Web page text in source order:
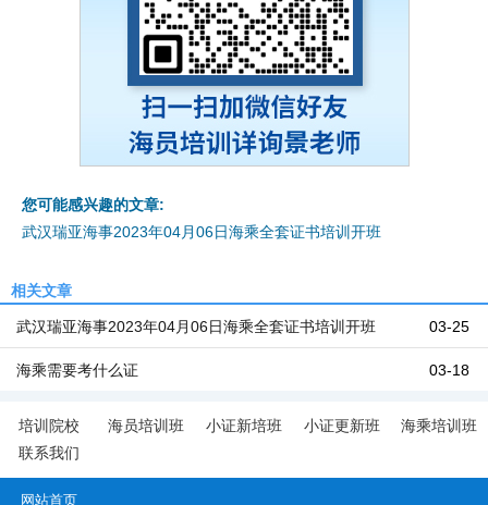
您可能感兴趣的文章:
武汉瑞亚海事2023年04月06日海乘全套证书培训开班
相关文章
03-25
武汉瑞亚海事2023年04月06日海乘全套证书培训开班
03-18
海乘需要考什么证
培训院校 海员培训班 小证新培班 小证更新班
海乘培训班
联系我们
网站首页